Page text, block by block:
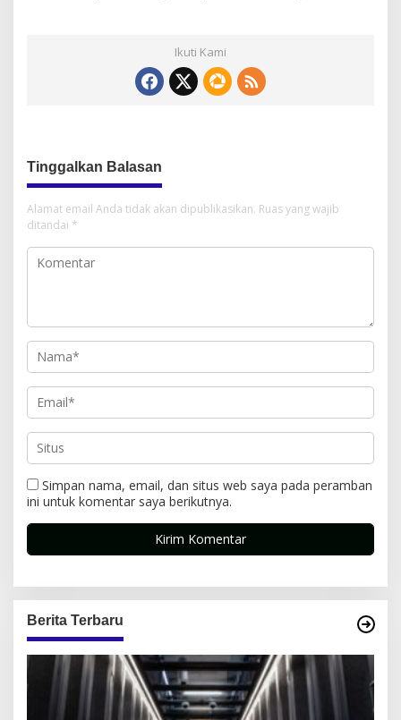
Ikuti Kami
Tinggalkan Balasan
Alamat email Anda tidak akan dipublikasikan. Ruas yang wajib
ditandai *
Simpan nama, email, dan situs web saya pada peramban
ini untuk komentar saya berikutnya.
Berita Terbaru